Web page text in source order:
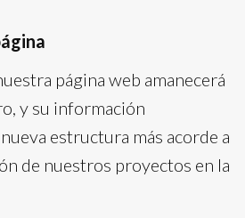
página web amanecerá
y su información
estructura más acorde a
de nuestros proyectos en la